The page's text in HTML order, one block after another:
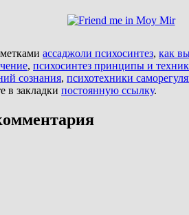
ассаджоли психосинтез, как
, психосинтез принципы и
сознания, психотехники
в закладки постоянную ссылку.